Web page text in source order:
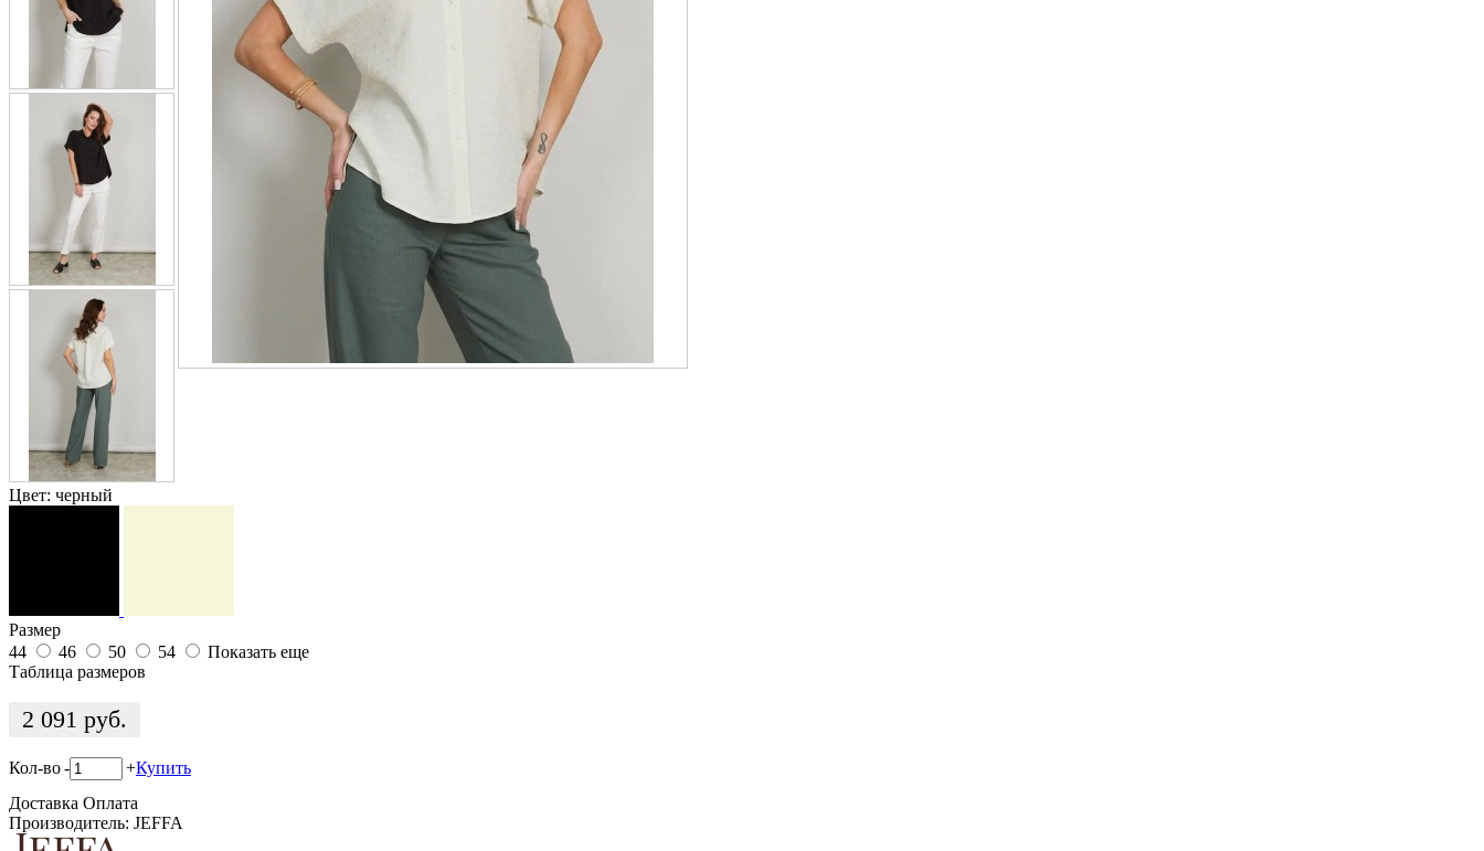
Цвет: черный
Размер
44
46 50 54
Показать еще
Таблица размеров
2 091 руб.
Кол-во- +Купить
Доставка Оплата
Производитель: JEFFA